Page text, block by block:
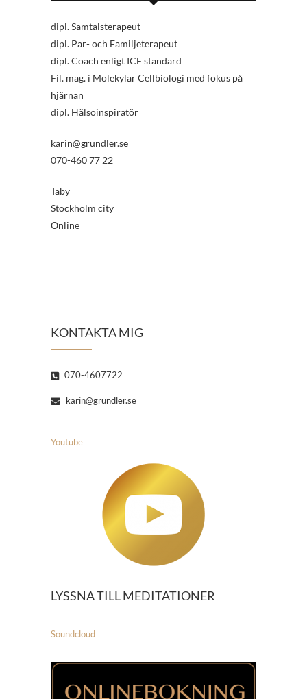
dipl. Samtalsterapeut
dipl. Par- och Familjeterapeut
dipl. Coach enligt ICF standard
Fil. mag. i Molekylär Cellbiologi med fokus på
hjärnan
dipl. Hälsoinspiratör
karin@grundler.se
070-460 77 22
Täby
Stockholm city
Online
KONTAKTA MIG
070-4607722
karin@grundler.se
Youtube
LYSSNA TILL MEDITATIONER
Soundcloud